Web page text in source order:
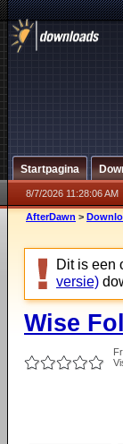
Startpagina
8/7/2026 11:28:06 AM
AfterDawn >
Dit is een
versie)
Wise